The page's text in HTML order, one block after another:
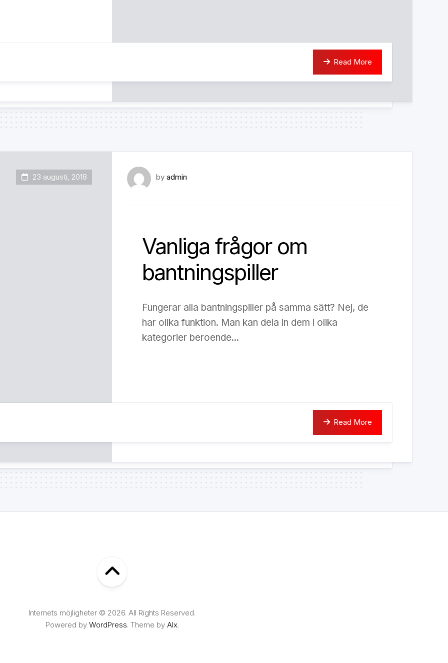
Read More
23 augusti, 2018 by admin
Vanliga frågor om
bantningspiller
Fungerar alla bantningspiller på samma sätt? Nej, de
har olika funktion. Man kan dela in dem i olika
kategorier beroende...
Read More
Internets möjligheter © 2026. All Rights Reserved.
Powered by WordPress. Theme by Alx.